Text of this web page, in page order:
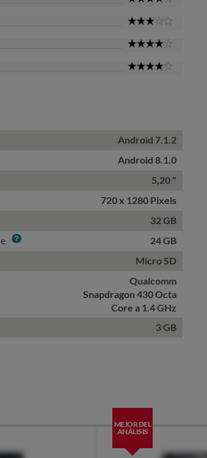
Android 7.1.2
Android 8.1.0
5,20 "
720 x 1280 Pixels
32 GB
Info
24 GB
Micro SD
Qualcomm
Snapdragon 430 Octa
Core a 1.4 GHz
3 GB
MEJOR DEL
ANÁLISIS